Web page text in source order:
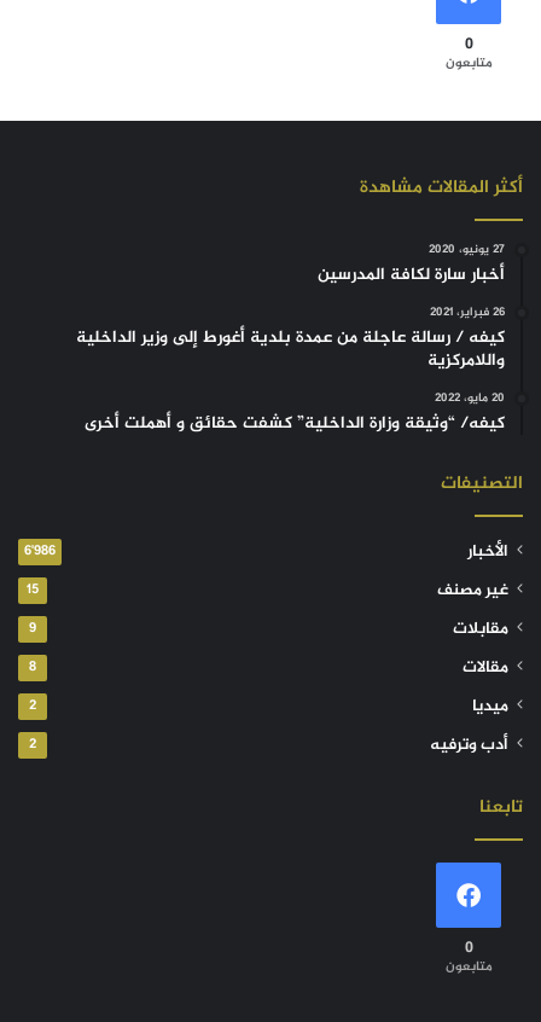
0
متابعون
أكثر المقالات مشاهدة
27 يونيو، 2020
أخبار سارة لكافة المدرسين
26 فبراير، 2021
كيفه / رسالة عاجلة من عمدة بلدية أغورط إلى وزير الداخلية
واللامركزية
20 مايو، 2022
كيفه/ “وثيقة وزارة الداخلية” كشفت حقائق و أهملت أخرى
التصنيفات
الأخبار 6٬986
غير مصنف 15
مقابلات 9
مقالات 8
ميديا 2
أدب وترفيه 2
تابعنا
0
متابعون